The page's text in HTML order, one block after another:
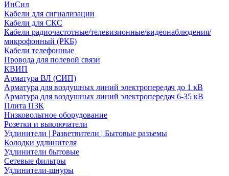
ИнСил
Кабели для сигнализации
Кабели для СКС
Кабели радиочастотные/телевизионные/видеонаблюдения/
микрофонный (РКБ)
Кабели телефонные
Провода для полевой связи
КВИП
Арматура ВЛ (СИП)
Арматура для воздушных линий электропередач до 1 кВ
Арматура для воздушных линий электропередач 6-35 кВ
Плита ПЗК
Низковольтное оборудование
Розетки и выключатели
Удлинители | Разветвители | Бытовые разъемы
Колодки удлинителя
Удлинители бытовые
Сетевые фильтры
Удлинители-шнуры